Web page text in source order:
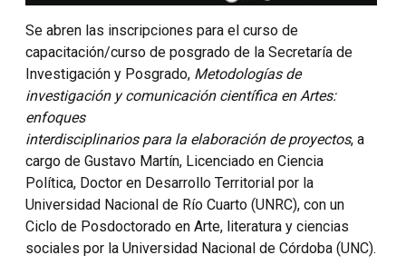
Se abren las inscripciones para el curso de
capacitación/curso de posgrado de la Secretaría de
Investigación y Posgrado, Metodologías de
investigación y comunicación científica en Artes:
enfoques
interdisciplinarios para la elaboración de proyectos, a
cargo de Gustavo Martín, Licenciado en Ciencia
Política, Doctor en Desarrollo Territorial por la
Universidad Nacional de Río Cuarto (UNRC), con un
Ciclo de Posdoctorado en Arte, literatura y ciencias
sociales por la Universidad Nacional de Córdoba (UNC).